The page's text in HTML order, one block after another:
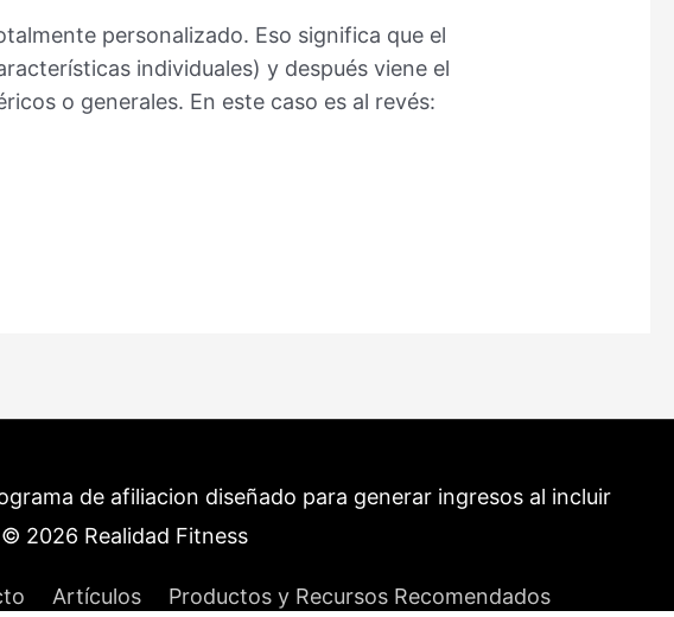
personalizado. Eso significa que el
individuales) y después viene el
o generales. En este caso es al revés:
de afiliacion diseñado para generar ingresos al incluir
© 2026 Realidad Fitness
Artículos Productos y Recursos Recomendados